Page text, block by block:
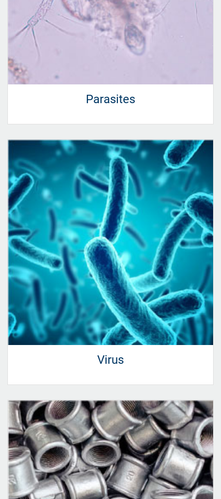
Parasites
Virus